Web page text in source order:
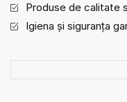
Produse de calitate
Igiena și siguranța